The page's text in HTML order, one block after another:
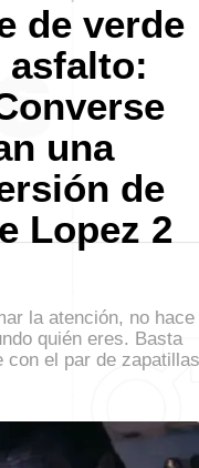
de verde
asfalto:
una
de
Lopez 2
la atención, no hace
quién eres. Basta
con el par de zapatillas